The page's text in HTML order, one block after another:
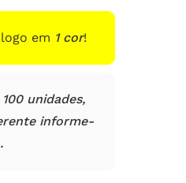
em 1 cor!
unidades,
informe-